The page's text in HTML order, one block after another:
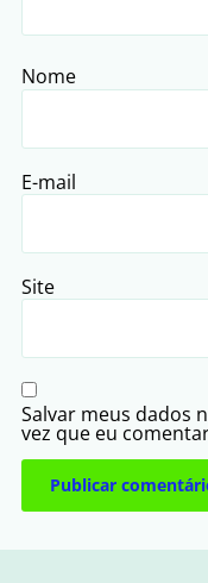
Nome
E-mail
Site
Salvar meus dados
vez que eu